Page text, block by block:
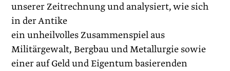
unserer Zeitrechnung und analysiert, wie sich
in der Antike
ein unheilvolles Zusammenspiel aus
Militärgewalt, Bergbau und Metallurgie sowie
einer auf Geld und Eigentum basierenden